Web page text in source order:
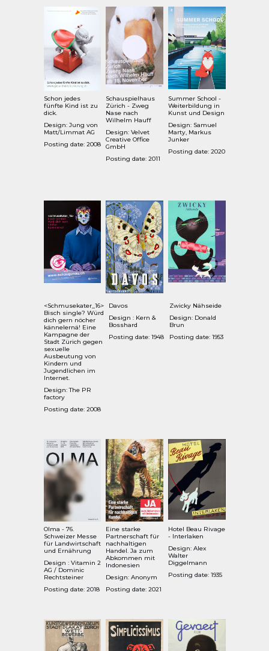
Schon jedes
fünfte Kind ist zu
dick.
Design: Jung von
Matt/Limmat AG
Posting date: 2008
Schauspielhaus
Zürich - Zweg
Nase nach
Wilhelm Hauff
Design: Velvet
Creative Office
GmbH
Posting date: 2011
Summer School -
Weiterbildung in
Kunst und Design
Design: Samuel
Marty, Markus
Junker
Posting date: 2020
<Schmusekater_16>
Bisch single? Würd
dich gern nöcher
kännelernä! Eine
Kampagne der
Stadt Zürich gegen
sexuelle
Ausbeutung von
Kindern und
Jugendlichen im
Internet.
Design: The PR
factory
Posting date: 2008
Davos
Design : Kern &
Bosshard
Posting date: 1948
Zwicky Nähseide
Design: Donald
Brun
Posting date: 1953
Olma - 76.
Schweizer Messe
für Landwirtschaft
und Ernährung
Design : Vitamin 2
AG / Dominic
Rechtsteiner
Posting date: 2018
Eine starke
Partnerschaft für
nachhaltigen
Handel. Ja zum
Abkommen mit
Indonesien
Design: Anonym
Posting date: 2021
Hotel Beau Rivage
- Interlaken
Design: Alex
Walter
Diggelmann
Posting date: 1935